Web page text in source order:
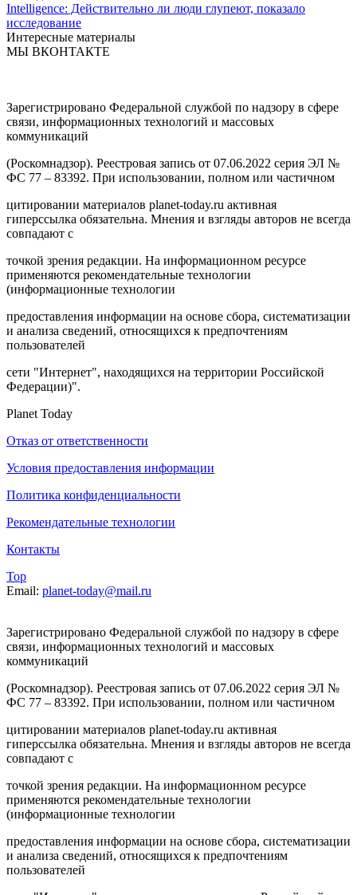
Intelligence: Действительно ли люди глупеют, показало
исследование
Интересные материалы
МЫ ВКОНТАКТЕ
Зарегистрировано Федеральной службой по надзору в сфере
связи, информационных технологий и массовых
коммуникаций
(Роскомнадзор). Реестровая запись от 07.06.2022 серия ЭЛ №
ФС 77 – 83392. При использовании, полном или частичном
цитировании материалов planet-today.ru активная
гиперссылка обязательна. Мнения и взгляды авторов не всегда
совпадают с
точкой зрения редакции. На информационном ресурсе
применяются рекомендательные технологии
(информационные технологии
предоставления информации на основе сбора, систематизации
и анализа сведений, относящихся к предпочтениям
пользователей
сети "Интернет", находящихся на территории Российской
Федерации)".
Planet Today
Отказ от ответственности
Условия предоставления информации
Политика конфиденциальности
Рекомендательные технологии
Контакты
Top
Email: planet-today@mail.ru
Зарегистрировано Федеральной службой по надзору в сфере
связи, информационных технологий и массовых
коммуникаций
(Роскомнадзор). Реестровая запись от 07.06.2022 серия ЭЛ №
ФС 77 – 83392. При использовании, полном или частичном
цитировании материалов planet-today.ru активная
гиперссылка обязательна. Мнения и взгляды авторов не всегда
совпадают с
точкой зрения редакции. На информационном ресурсе
применяются рекомендательные технологии
(информационные технологии
предоставления информации на основе сбора, систематизации
и анализа сведений, относящихся к предпочтениям
пользователей